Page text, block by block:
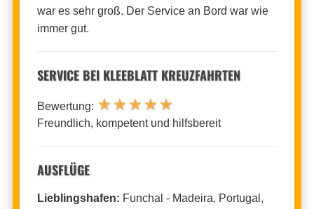
war es sehr groß. Der Service an Bord war wie
immer gut.
SERVICE BEI KLEEBLATT KREUZFAHRTEN
Bewertung: ★★★★★
Freundlich, kompetent und hilfsbereit
AUSFLÜGE
Lieblingshafen: Funchal - Madeira, Portugal,